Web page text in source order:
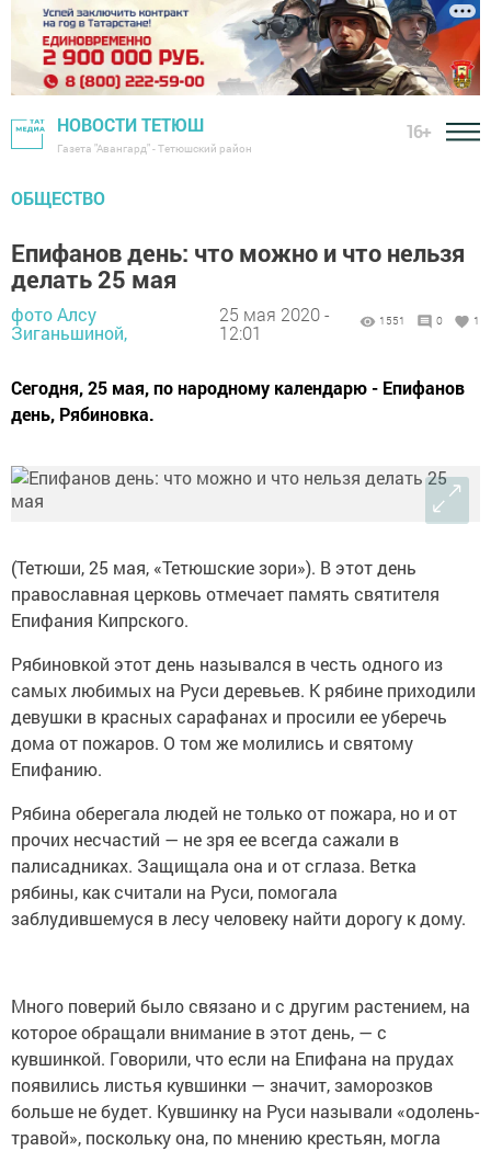
НОВОСТИ ТЕТЮШ
Газета "Авангард" - Тетюшский район
16+
ОБЩЕСТВО
Епифанов день: что можно и что нельзя
делать 25 мая
фото Алсу
Зиганьшиной,
25 мая 2020 -
12:01
1551 0 1
Сегодня, 25 мая, по народному календарю - Епифанов
день, Рябиновка.
(Тетюши, 25 мая, «Тетюшские зори»). В этот день
православная церковь отмечает память святителя
Епифания Кипрского.
Рябиновкой этот день назывался в честь одного из
самых любимых на Руси деревьев. К рябине приходили
девушки в красных сарафанах и просили ее уберечь
дома от пожаров. О том же молились и святому
Епифанию.
Рябина оберегала людей не только от пожара, но и от
прочих несчастий — не зря ее всегда сажали в
палисадниках. Защищала она и от сглаза. Ветка
рябины, как считали на Руси, помогала
заблудившемуся в лесу человеку найти дорогу к дому.
Много поверий было связано и с другим растением, на
которое обращали внимание в этот день, — с
кувшинкой. Говорили, что если на Епифана на прудах
появились листья кувшинки — значит, заморозков
больше не будет. Кувшинку на Руси называли «одолень-
травой», поскольку она, по мнению крестьян, могла